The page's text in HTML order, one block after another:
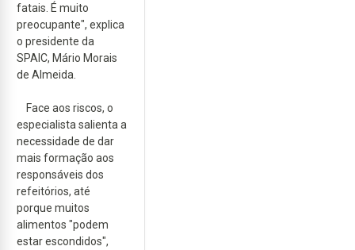
fatais. É muito
preocupante", explica
o presidente da
SPAIC, Mário Morais
de Almeida.
Face aos riscos, o
especialista salienta a
necessidade de dar
mais formação aos
responsáveis dos
refeitórios, até
porque muitos
alimentos "podem
estar escondidos",